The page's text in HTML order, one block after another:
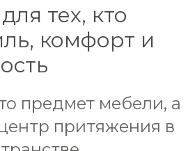
тех, кто
комфорт и
предмет мебели, а
притяжения в